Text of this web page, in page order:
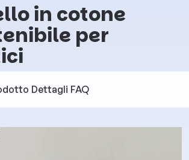
in cotone
per
Dettagli FAQ